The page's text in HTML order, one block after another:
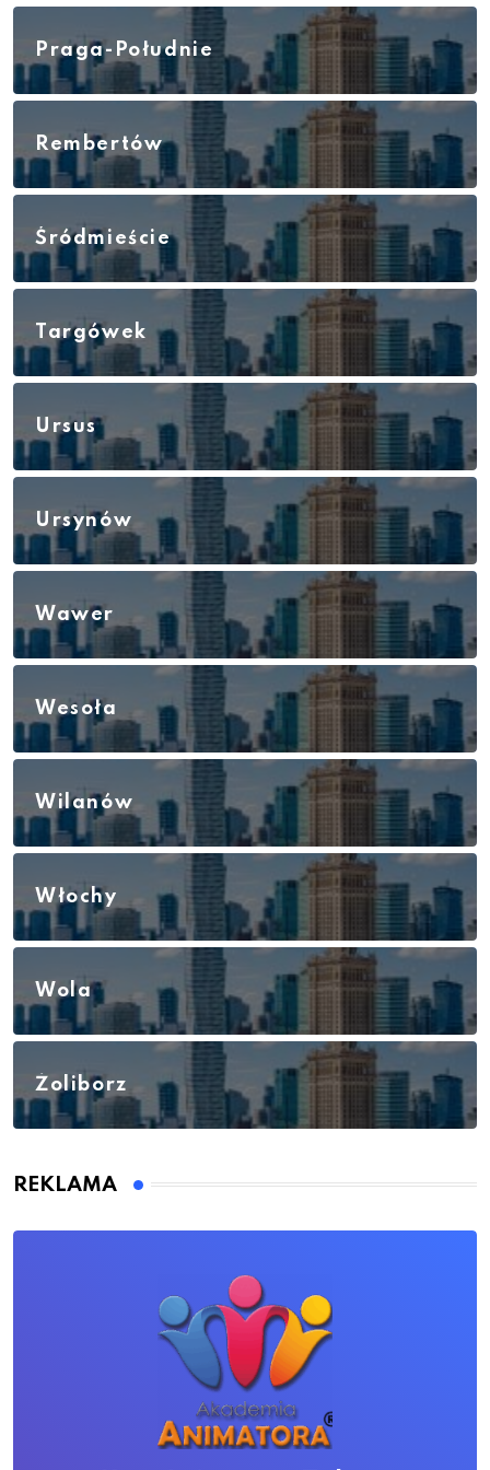
Praga-Południe
Rembertów
Śródmieście
Targówek
Ursus
Ursynów
Wawer
Wesoła
Wilanów
Włochy
Wola
Żoliborz
REKLAMA